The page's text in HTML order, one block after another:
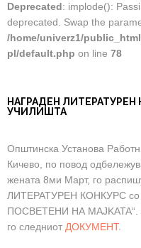
Deprecated: implode():
deprecated. Swap the
/home/univerz1/
pl/default.php on line 78
НАГРАДЕН
УЧИЛИШТА
Општинска Установа
Кичево, по повод
жената 8ми Март, го
ЛИТЕРАТУРЕН КОНКУРС
ПОСВЕТЕНИ НА MAJKATA“.
го следниот ДОКУМЕНТ.